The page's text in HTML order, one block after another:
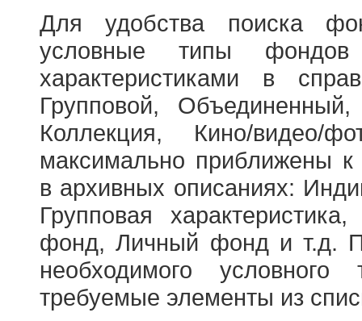
Для удобства поиска
условные типы
характеристиками в
Групповой,
Коллекция, Кино/
максимально приближены
в архивных описаниях:
Групповая
фонд, Личный фонд и т.д.
необходимого
требуемые элементы из